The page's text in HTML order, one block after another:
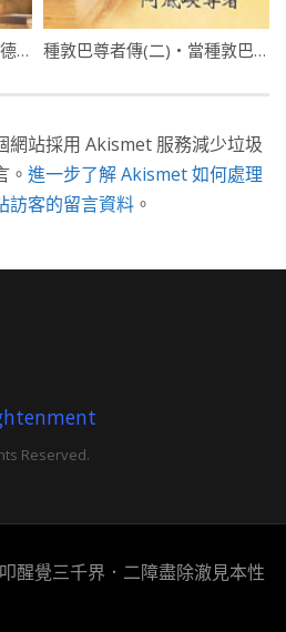
阿底峽尊者傳(五)・俱生功德圓滿 種敦巴尊者傳(二)・當種敦巴遇到阿底峽尊者
網站採用 Akismet 服務減少垃圾
。 進一步了解 Akismet 如何處理
訪客的留言資料 。
Reserved.
醒覺三千界．二障盡除澈見本性